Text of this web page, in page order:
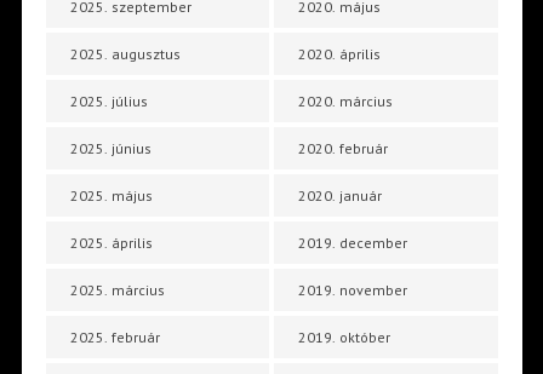
2025. szeptember
2025. augusztus
2025. július
2025. június
2025. május
2025. április
2025. március
2025. február
2020. május
2020. április
2020. március
2020. február
2020. január
2019. december
2019. november
2019. október